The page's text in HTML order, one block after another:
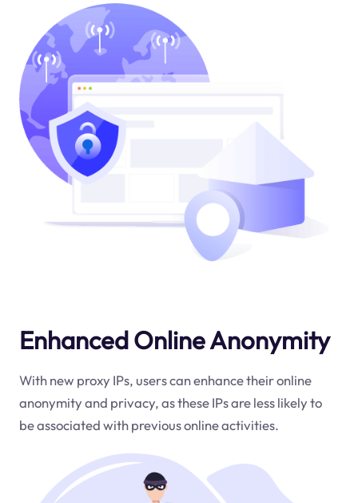
Enhanced Online Anonymity
With new proxy IPs, users can enhance their online
anonymity and privacy, as these IPs are less likely to
be associated with previous online activities.